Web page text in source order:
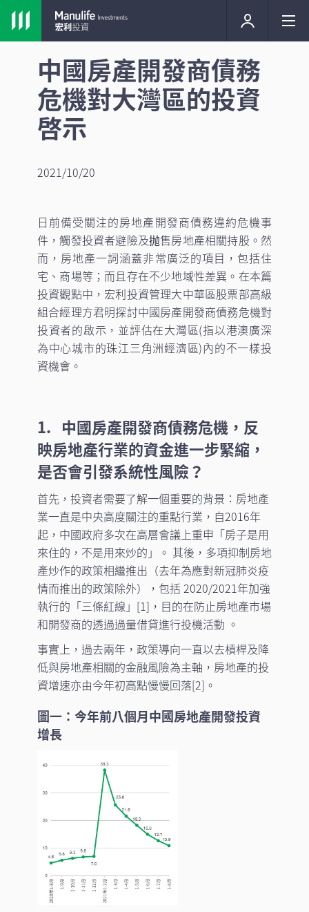
中國房產開發商債務
危機對大灣區的投資
啓示
2021/10/20
日前備受關注的房地產開發商債務違約危機事
件，觸發投資者避險及抛售房地產相關持股。然
而，房地產一詞涵蓋非常廣泛的項目，包括住
宅、商場等；而且存在不少地域性差異。在本篇
投資觀點中，宏利投資管理大中華區股票部高級
組合經理方君明探討中國房產開發商債務危機對
投資者的啟示，並評估在大灣區(指以港澳廣深
為中心城市的珠江三角洲經濟區)內的不一樣投
資機會。
1. 中國房產開發商債務危機，反
映房地產行業的資金進一步緊縮，
是否會引發系統性風險？
首先，投資者需要了解一個重要的背景：房地產
業一直是中央高度關注的重點行業，自2016年
起，中國政府多次在高層會議上重申「房子是用
來住的，不是用來炒的」。 其後，多項抑制房地
產炒作的政策相繼推出（去年為應對新冠肺炎疫
情而推出的政策除外），包括 2020/2021年加強
執行的「三條紅線」[1]，目的在防止房地產市場
和開發商的透過過量借貸進行投機活動 。
事實上，過去兩年，政策導向一直以去槓桿及降
低與房地產相關的金融風險為主軸，房地產的投
資增速亦由今年初高點慢慢回落[2]。
圖一：今年前八個月中國房地產開發投資
增長